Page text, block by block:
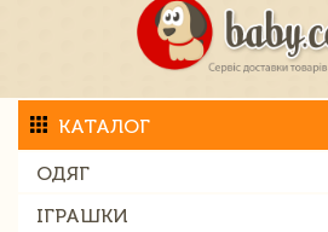
КАТАЛОГ
ОДЯГ
ІГРАШКИ